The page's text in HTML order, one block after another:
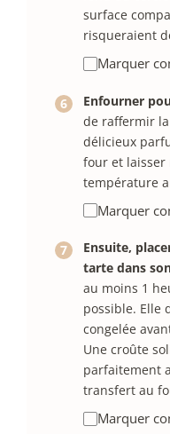
surface
risqueraient
Marquer
Enfourner
de raffermir
délicieux
four et
température
Marquer
Ensuite,
tarte dans
au moins 1
possible. Elle
congelée
Une croûte
parfaitement
transfert au
Marquer